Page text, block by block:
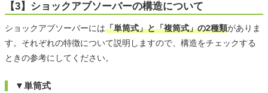
【3】ショックアブソーバーの構造について
ショックアブソーバーには「単筒式」と「複筒式」の2種類がありま
す。それぞれの特徴について説明しますので、構造をチェックする
ときの参考にしてください。
▼単筒式